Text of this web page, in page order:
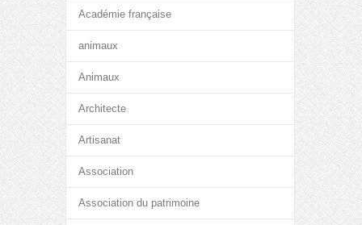
Académie française
animaux
Animaux
Architecte
Artisanat
Association
Association du patrimoine